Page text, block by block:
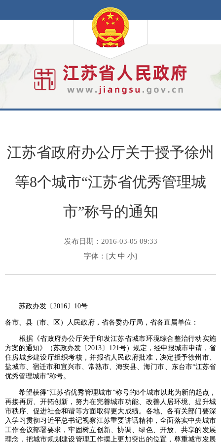
江苏省政府办公厅关于授予徐州
等8个城市“江苏省优秀管理城
市”称号的通知
发布日期：2016-03-05 09:33
字体：[大 中 小]
苏政办发〔2016〕10号
各市、县（市、区）人民政府，省各委办厅局，省各直属单位：
根据《省政府办公厅关于印发江苏省城市环境综合整治行动实施
方案的通知》（苏政办发〔2013〕121号）规定，经申报城市申请，省
住房城乡建设厅组织考核，并报省人民政府批准，决定授予徐州市、
盐城市、宿迁市和宜兴市、常熟市、海安县、海门市、东台市“江苏省
优秀管理城市”称号。
希望获得“江苏省优秀管理城市”称号的8个城市以此为新的起点，
再接再厉、开拓创新，努力在完善城市功能、改善人居环境、提升城
市秩序、促进社会和谐等方面取得更大成绩。各地、各有关部门要深
入学习贯彻习近平总书记视察江苏重要讲话精神，全面落实中央城市
工作会议部署要求，牢固树立创新、协调、绿色、开放、共享的发展
理念，把城市规划建设管理工作摆上更加突出的位置，尊重城市发展